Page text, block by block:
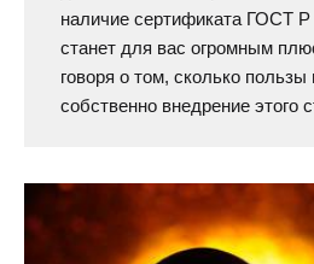
наличие сертификата ГОСТ
станет для вас огромным
говоря о том, сколько пользы
собственно внедрение этого